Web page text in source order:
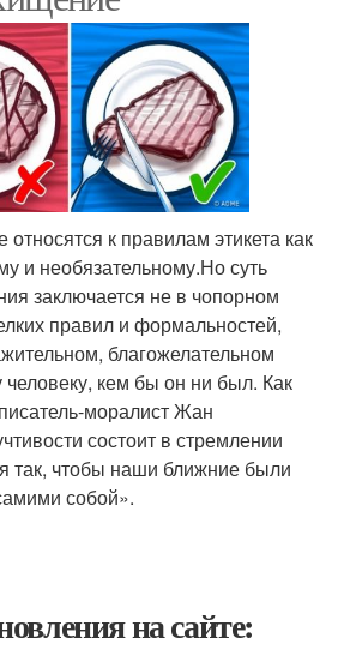
к правилам этикета как
и необязательному.Но суть
заключается не в чопорном
правил и формальностей,
благожелательном
кем бы он ни был. Как
моралист Жан
состоит в стремлении
так, чтобы наши ближние были
собой».
на сайте: